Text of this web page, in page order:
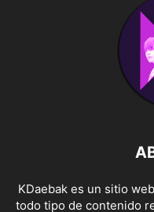
KDaebak es un sitio
todo tipo de contenido